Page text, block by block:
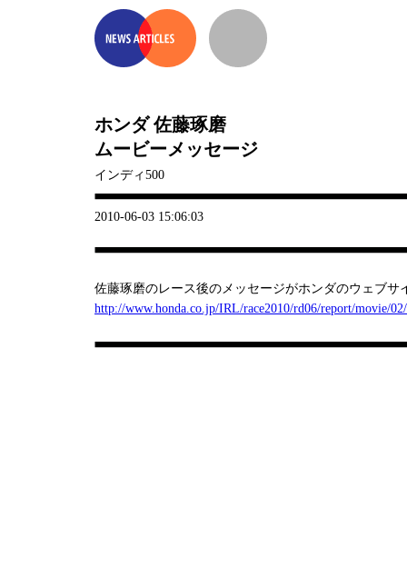
ホンダ 佐藤琢磨
ムービーメッセージ
インディ500
2010-06-03 15:06:03
佐藤琢磨のレース後のメッセージがホンダのウェブサ
http://www.honda.co.jp/IRL/race2010/rd06/report/movie/02/